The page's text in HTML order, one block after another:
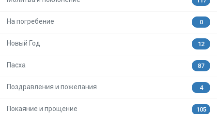
На погребение 0
Новый Год 12
Пасха 87
Поздравления и пожелания 4
Покаяние и прощение 105